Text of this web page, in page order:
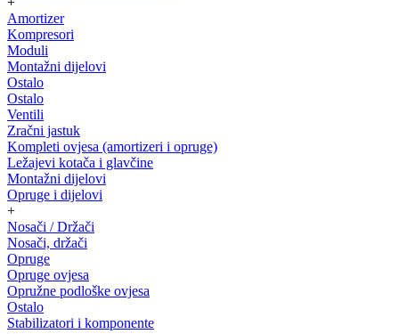
Amortizer
Kompresori
Moduli
Montažni dijelovi
Ostalo
Ostalo
Ventili
Zračni jastuk
Kompleti ovjesa (amortizeri i opruge)
Ležajevi kotača i glavčine
Montažni dijelovi
Opruge i dijelovi
+
Nosači / Držači
Nosači, držači
Opruge
Opruge ovjesa
Opružne podloške ovjesa
Ostalo
Stabilizatori i komponente